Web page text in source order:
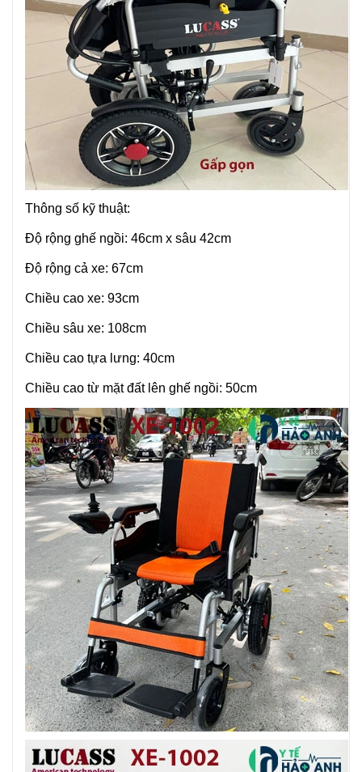
Thông số kỹ thuật:
Độ rộng ghế ngồi: 46cm x sâu 42cm
Độ rộng cả xe: 67cm
Chiều cao xe: 93cm
Chiều sâu xe: 108cm
Chiều cao tựa lưng: 40cm
Chiều cao từ mặt đất lên ghế ngồi: 50cm